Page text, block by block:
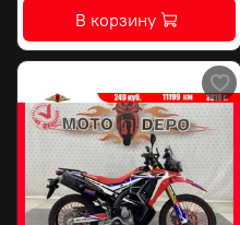
В корзину